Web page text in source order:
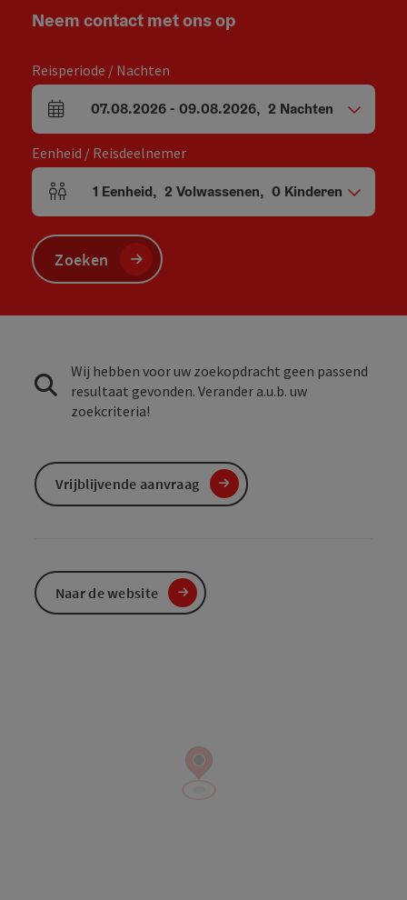
Neem contact met ons op
Reisperiode / Nachten
Velden voor aankomst en vertrek
07.08.2026- 09.08.2026, 2 Nachten
Eenheid / Reisdeelnemer
Aantal eenheden en persoonsvelden
1 Eenheid, 2 Volwassenen, 0 Kinderen
Zoeken
Wij hebben voor uw zoekopdracht geen passend
resultaat gevonden. Verander a.u.b. uw
zoekcriteria!
Vrijblijvende aanvraag
Naar de website